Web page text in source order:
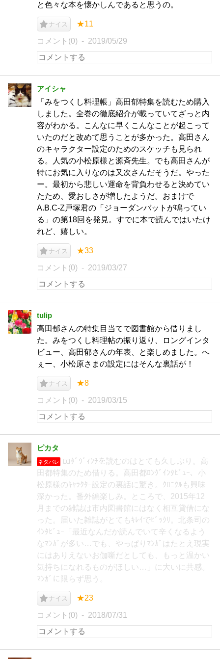
と色々な本を懐かしんであると思うの。
ナイス ★11
コメント(0) 2019/05/29
アイシャ
「みをつくし料理帳」高田郁特集を読むため購入
しました。全巻の徹底紹介が載っていてざっと内
容がわかる。こんなに早くこんなことが起こって
いたのだと改めて思うことが多かった。高田さん
のキャラクター設定のためのスケッチも見られ
る。人気の小松原様と源斉先生。でも高田さんが
特にお気に入りなのは又次さんだそうだ。やった
ー。最初から悲しい運命を背負わせると決めてい
たため、愛おしさが増したようだ。おまけで
A.B.C-Z戸塚君の「ジョーダンバットが鳴ってい
る」の第18回を発見。すでに本で読んではいたけ
れど、嬉しい。
ナイス ★33
コメント(0) 2019/03/27
tulip
高田郁さんの特集目当てで図書館から借りまし
た。みをつくし料理帖の振り返り、ロングインタ
ビュー、高田郁さんの年表、と楽しめました。へ
ぇー、小松原さまの設定にはそんな裏話が！
ナイス ★8
コメント(0) 2019/03/15
ピカタ
ネタバレ
📖ﾀﾞｳﾞｨﾝﾁを読むのはとても久しぶり。高
田都特集のため借りる。高田都ﾛﾝｸﾞｲﾝﾀﾋﾞｭｰ、小
松原様のｷｬﾗｸﾀｰ設定の裏話に驚き。ｸﾛﾆｸﾙも興味
深かった。番外編楽しみ。ところで、2015年12
月までの雑誌は市内図書館にはなく相互貸借にな
った。届いた雑誌がとてもｷﾚｲでﾋﾞｯｸﾘ。北条司の
ｲﾝﾀﾋﾞｭｰ「最近なんだか読んでいて辛くなるよう
なﾏﾝｶﾞが多い…でも、やっぱりﾏﾝｶﾞはたとえ現実
にはありえないお伽噺だとしても、もっと温かい
気持ちになれるものがほしい…」に大いに共感。
ﾏﾝｶﾞに限らず思う。
ナイス ★23
コメント(0) 2018/07/31